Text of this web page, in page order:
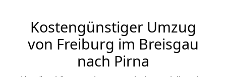
Kostengünstiger Umzug
von Freiburg im Breisgau
nach Pirna